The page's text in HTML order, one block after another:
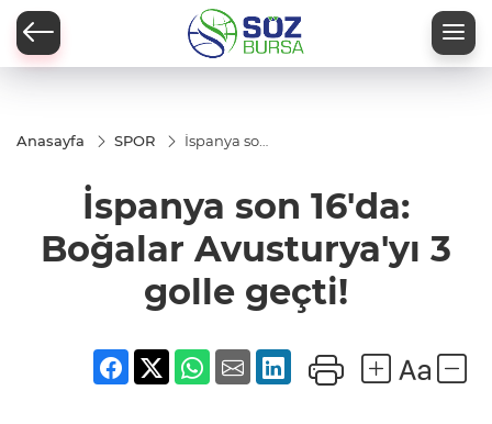
Anasayfa SPOR
İspanya son
3 golle
geçti!
İspanya son 16'da:
Boğalar Avusturya'yı 3
golle geçti!